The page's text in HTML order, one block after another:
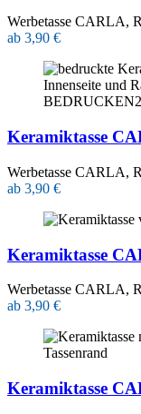
Werbetasse CARLA,
ab 3,90 €
Keramiktasse
Werbetasse CARLA,
ab 3,90 €
Keramiktasse
Werbetasse CARLA,
ab 3,90 €
Keramiktasse